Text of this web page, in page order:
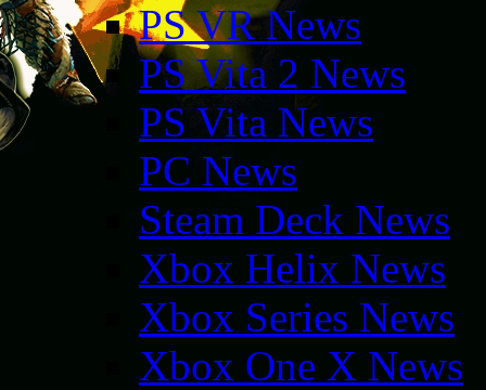
PS VR News
PS Vita 2 News
PS Vita News
PC News
Steam Deck News
Xbox Helix News
Xbox Series News
Xbox One X News